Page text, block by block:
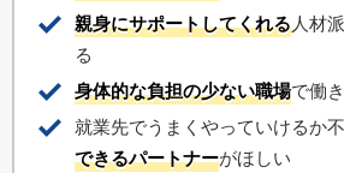
親身にサポートしてくれる人材
る
身体的な負担の少ない職場で働
就業先でうまくやっていけるか不
できるパートナーがほしい